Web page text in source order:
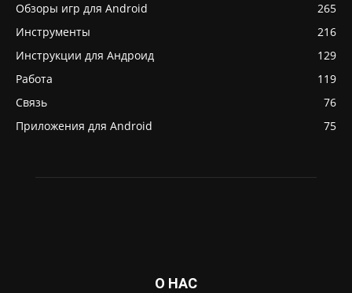
Обзоры игр для Android
265
Инструменты
216
Инструкции для Андроид
129
Работа
119
Связь
76
Приложения для Android
75
О НАС